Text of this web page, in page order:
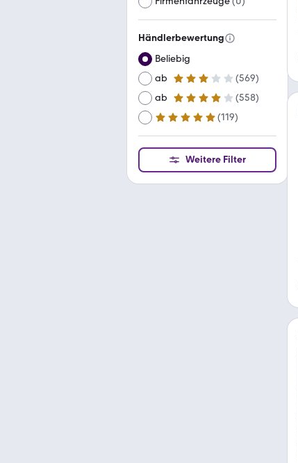
Händlerbewertung
Beliebig
ab
3 Sterne (569)
ab
4 Sterne (558)
ab
5 Sterne (119)
Weitere Filter